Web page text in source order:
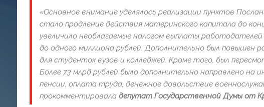
«Основное внимание уделялось реализации пунктов
стало продление действия материнского капитала до
увеличило необлагаемые налогом выплаты
до одного миллиона рублей. Дополнительно был повышен
для студенток вузов и колледжей. Кроме того, был
Более 73 млрд рублей было дополнительно направлено на
пенсии, оплата труда, денежное довольствие
прокомментировала депутат Государственной Думы от